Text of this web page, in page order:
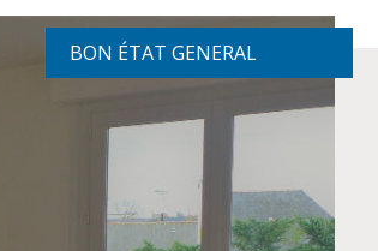
BON ÉTAT GENERAL